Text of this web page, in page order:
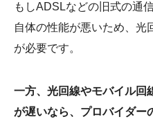
もしADSLなどの旧式の通
自体の性能が悪いため、光
が必要です。
一方、光回線やモバイル回
が遅いなら、プロバイダー